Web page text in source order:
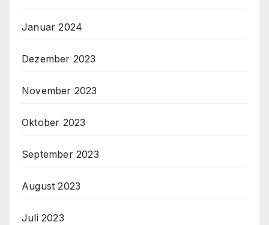
Januar 2024
Dezember 2023
November 2023
Oktober 2023
September 2023
August 2023
Juli 2023